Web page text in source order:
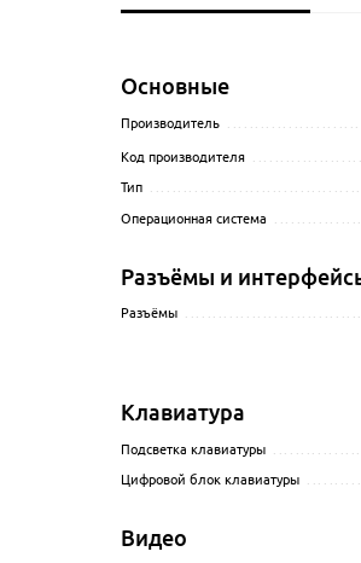
Основные
Производитель
Код производителя
Тип
Операционная система
Разъёмы и
Разъёмы
Клавиатура
Подсветка клавиатуры
Цифровой блок клавиатуры
Видео